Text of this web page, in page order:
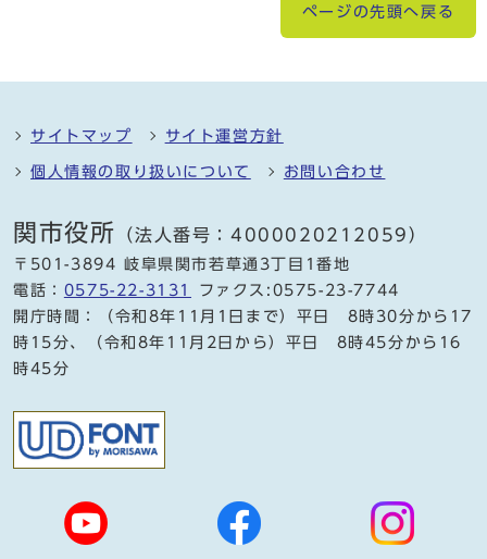
ページの先頭へ戻る
サイトマップ サイト運営方針
個人情報の取り扱いについて お問い合わせ
関市役所 （法人番号：4000020212059）
〒501-3894 岐阜県関市若草通3丁目1番地
電話： 0575-22-3131
ファクス:0575-23-7744
開庁時間：（令和8年11月1日まで）平日 8時30分から17
時15分、（令和8年11月2日から）平日 8時45分から16
時45分